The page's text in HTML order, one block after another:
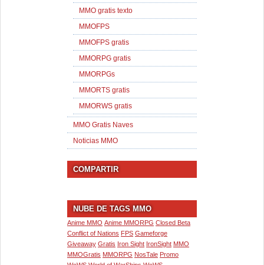
MMO gratis texto
MMOFPS
MMOFPS gratis
MMORPG gratis
MMORPGs
MMORTS gratis
MMORWS gratis
MMO Gratis Naves
Noticias MMO
COMPARTIR
NUBE DE TAGS MMO
Anime MMO Anime MMORPG Closed Beta
Conflict of Nations FPS Gameforge
Giveaway Gratis Iron Sight IronSight MMO
MMOGratis MMORPG NosTale Promo